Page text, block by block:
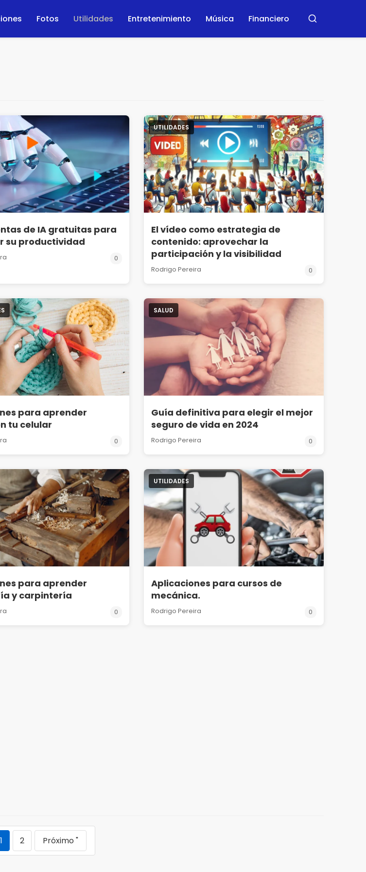
Fotos Utilidades Entretenimiento Música Financiero Buscar
de IA gratuitas para
su productividad
0
UTILIDADES
El vídeo como estrategia de
contenido: aprovechar la
participación y la visibilidad
Rodrigo Pereira 0
para aprender
tu celular
0
SALUD
Guía definitiva para elegir el mejor
seguro de vida en 2024
Rodrigo Pereira 0
para aprender
y carpintería
0
UTILIDADES
Aplicaciones para cursos de
mecánica.
Rodrigo Pereira 0
1 2 Próximo "